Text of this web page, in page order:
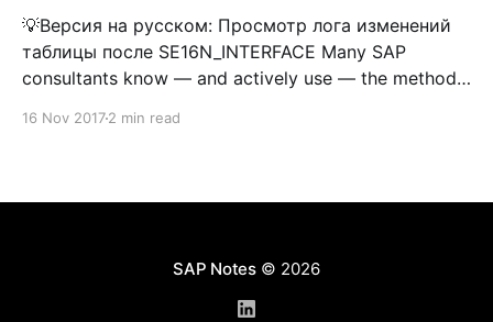
💡Версия на русском: Просмотр лога изменений
таблицы после SE16N_INTERFACE Many SAP
consultants know — and actively use — the method
16 Nov 20172 min read
SAP Notes© 2026